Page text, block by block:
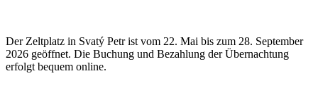
Der Zeltplatz in Svatý Petr ist vom 22. Mai bis zum 28. September
2026 geöffnet. Die Buchung und Bezahlung der Übernachtung
erfolgt bequem online.